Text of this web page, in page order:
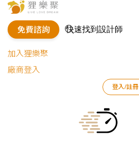
免費諮詢
加入狸樂聚
廠商登入
登入/註冊
Current:
媒體報導
媒體報導